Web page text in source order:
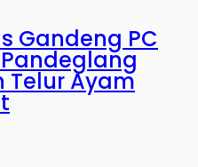
Gandeng PC
Pandeglang
Telur Ayam